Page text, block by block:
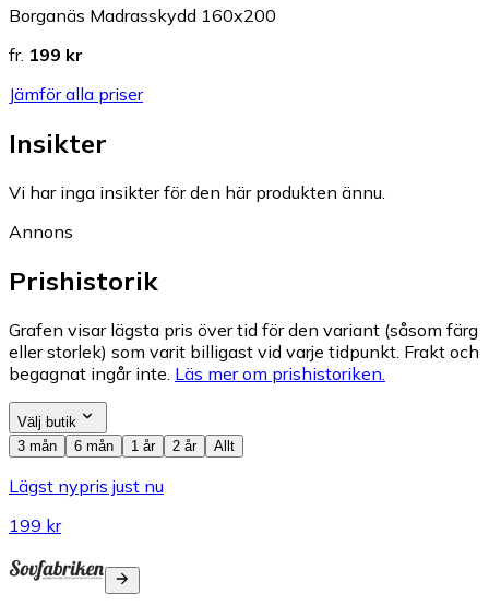
Borganäs Madrasskydd 160x200
fr. 199 kr
Jämför alla priser
Insikter
Vi har inga insikter för den här produkten ännu.
Annons
Prishistorik
Grafen visar lägsta pris över tid för den variant (såsom färg
eller storlek) som varit billigast vid varje tidpunkt. Frakt och
begagnat ingår inte. Läs mer om prishistoriken.
Välj butik
3 mån
6 mån 1 år 2 år Allt
Lägst nypris just nu
199 kr